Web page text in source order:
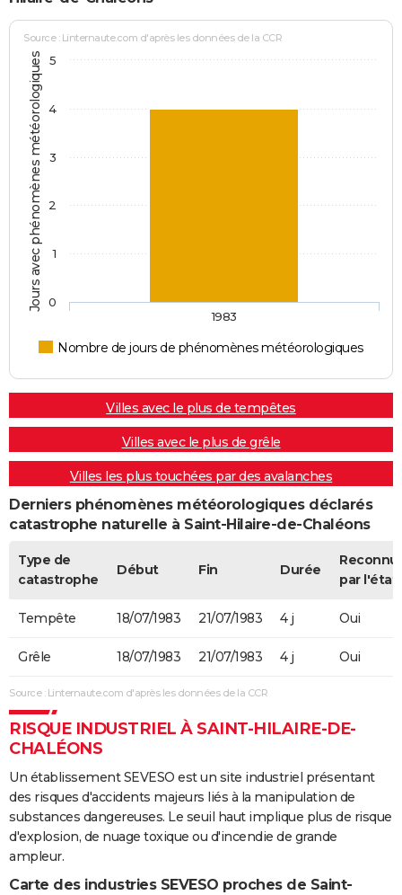
Jours avec phénomènes météorologiques
Source : Linternaute.com d'après les données de la CCR
Nombre de jours de phénomènes météorologiques
1983
0
1
2
3
4
5
Villes avec le plus de tempêtes
Villes avec le plus de grêle
Villes les plus touchées par des avalanches
Derniers phénomènes météorologiques déclarés
catastrophe naturelle à Saint-Hilaire-de-Chaléons
Type de
catastrophe
Début Fin Durée
par l'état
Tempête 18/07/1983 21/07/1983 4 j Oui
Grêle 18/07/1983 21/07/1983 4 j Oui
Source : Linternaute.com d'après les données de la CCR
RISQUE INDUSTRIEL À SAINT-HILAIRE-DE-
CHALÉONS
Un établissement SEVESO est un site industriel présentant
des risques d'accidents majeurs liés à la manipulation de
substances dangereuses. Le seuil haut implique plus de risque
d'explosion, de nuage toxique ou d'incendie de grande
ampleur.
Carte des industries SEVESO proches de Saint-